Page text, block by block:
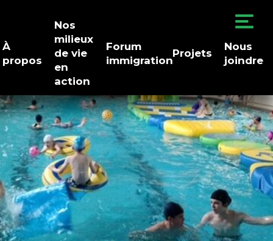
À
propos
Nos
milieux
de vie
en
action
Forum
immigration
Projets
Nous
joindre